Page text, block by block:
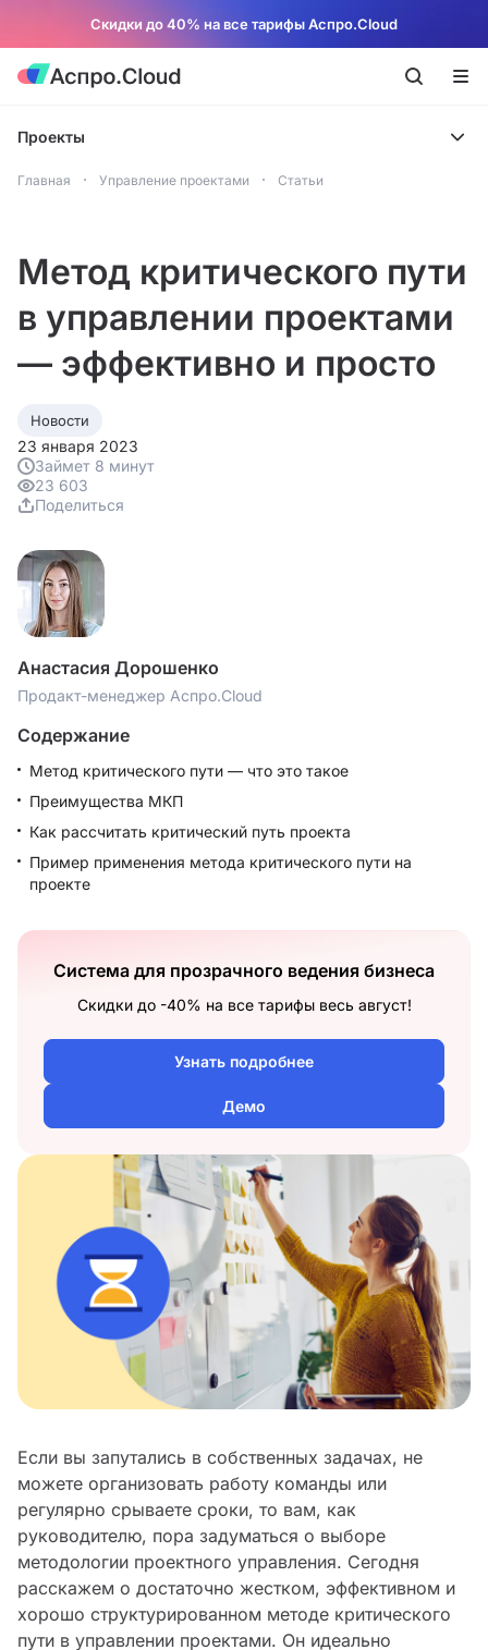
Скидки до 40% на все тарифы Аспро.Cloud
Проекты
Главная Управление проектами Статьи
Метод критического пути
в управлении проектами
— эффективно и просто
Новости
23 января 2023
Займет 8 минут
23 603
Поделиться
Если вы запутались в собственных задачах, не
можете организовать работу команды или
регулярно срываете сроки, то вам, как
руководителю, пора задуматься о выборе
методологии проектного управления. Сегодня
расскажем о достаточно жестком, эффективном и
хорошо структурированном методе критического
пути в управлении проектами. Он идеально
Анастасия Дорошенко
Продакт-менеджер Аспро.Cloud
Содержание
Метод критического пути — что это такое
Преимущества МКП
Как рассчитать критический путь проекта
Пример применения метода критического пути на
проекте
Система для прозрачного ведения бизнеса
Скидки до -40% на все тарифы весь август!
Узнать подробнее
Демо